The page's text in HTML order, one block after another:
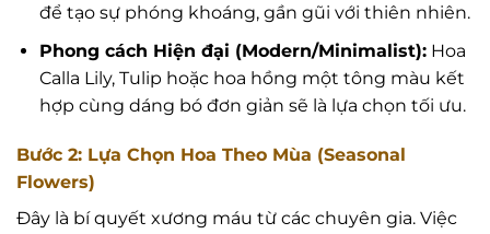
để tạo sự phóng khoáng, gần gũi với thiên nhiên.
Phong cách Hiện đại (Modern/Minimalist):Hoa
Calla Lily, Tulip hoặc hoa hồng một tông màu kết
hợp cùng dáng bó đơn giản sẽ là lựa chọn tối ưu.
Bước 2: Lựa Chọn Hoa Theo Mùa (Seasonal
Flowers)
Đây là bí quyết xương máu từ các chuyên gia. Việc